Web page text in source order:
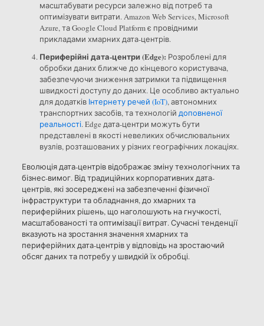
масштабувати ресурси залежно від потреб та
оптимізувати витрати. Amazon Web Services, Microsoft
Azure, та Google Cloud Platform є провідними
прикладами хмарних дата-центрів.
Периферійні дата-центри (Edge): Розроблені для
обробки даних ближче до кінцевого користувача,
забезпечуючи зниження затримки та підвищення
швидкості доступу до даних. Це особливо актуально
для додатків Інтернету речей (IoT), автономних
транспортних засобів, та технологій доповненої
реальності. Edge дата-центри можуть бути
представлені в якості невеликих обчислювальних
вузлів, розташованих у різних географічних локаціях.
Еволюція дата-центрів відображає зміну технологічних та
бізнес-вимог. Від традиційних корпоративних дата-
центрів, які зосереджені на забезпеченні фізичної
інфраструктури та обладнання, до хмарних та
периферійних рішень, що наголошують на гнучкості,
масштабованості та оптимізації витрат. Сучасні тенденції
вказують на зростання значення хмарних та
периферійних дата-центрів у відповідь на зростаючий
обсяг даних та потребу у швидкій їх обробці.